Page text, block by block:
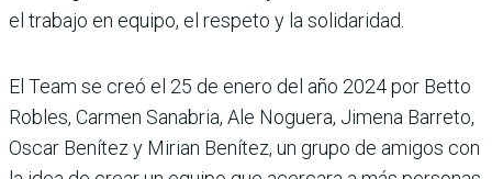
el trabajo en equipo, el respeto y la solidaridad.
El Team se creó el 25 de enero del año 2024 por Betto
Robles, Carmen Sanabria, Ale Noguera, Jimena Barreto,
Oscar Benítez y Mirian Benítez, un grupo de amigos con